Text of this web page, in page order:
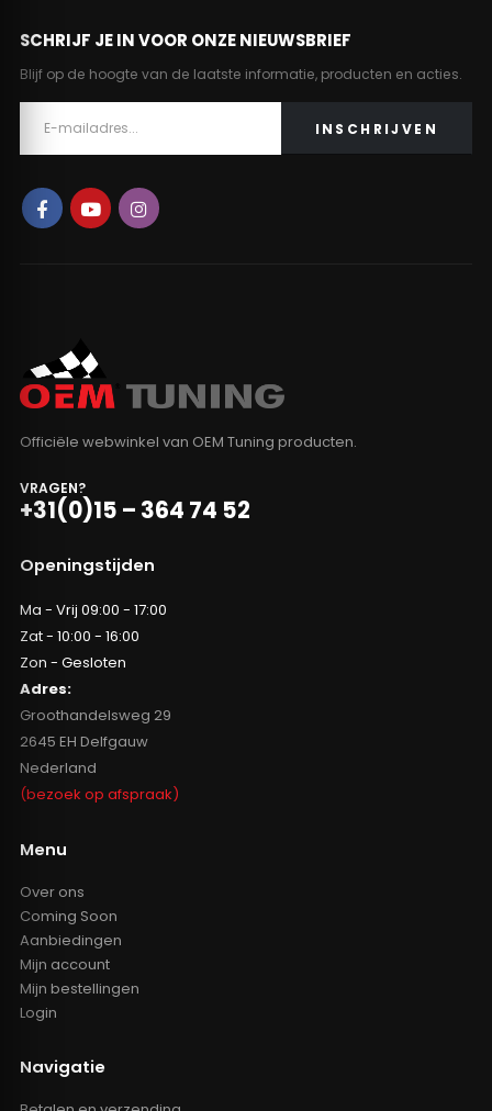
SCHRIJF JE IN VOOR ONZE NIEUWSBRIEF
Blijf op de hoogte van de laatste informatie, producten en acties.
Officiële webwinkel van OEM Tuning producten.
VRAGEN?
+31(0)15 – 364 74 52
Openingstijden
Ma - Vrij 09:00 - 17:00
Zat - 10:00 - 16:00
Zon - Gesloten
Adres:
Groothandelsweg 29
2645 EH Delfgauw
Nederland
(bezoek op afspraak)
Menu
Over ons
Coming Soon
Aanbiedingen
Mijn account
Mijn bestellingen
Login
Navigatie